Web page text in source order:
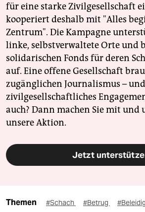
für eine starke Zivilgesellschaft
kooperiert deshalb mit "Alles
Zentrum". Die Kampagne
linke, selbstverwaltete Orte und
solidarischen Fonds für deren
auf. Eine offene Gesellschaft
zugänglichen Journalismus – und
zivilgesellschaftliches
auch? Dann machen Sie mit und
unsere Aktion.
Jetzt
Themen #Schach #Betrug